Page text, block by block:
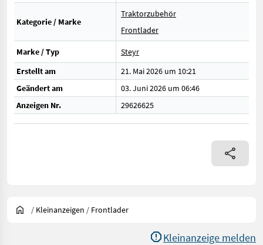
Kategorie / Marke
Traktorzubehör
Frontlader
Marke / Typ
Steyr
Erstellt am
21. Mai 2026 um 10:21
Geändert am
03. Juni 2026 um 06:46
Anzeigen Nr.
29626625
/ Kleinanzeigen / Frontlader
Kleinanzeige melden